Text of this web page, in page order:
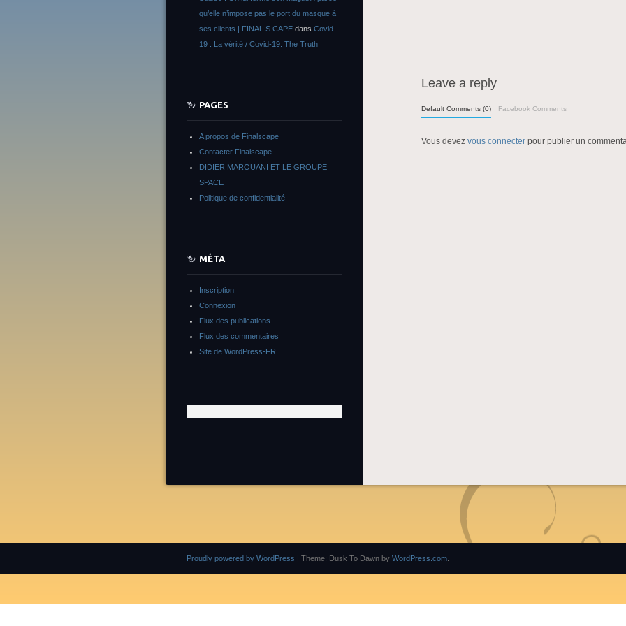
Leave a reply
Default Comments (0) Facebook Comments
Vous devez vous connecter pour publier un
qu’elle n’impose pas le port du masque à
ses clients | FINAL S CAPE dans Covid-
19 : La vérité / Covid-19: The Truth
PAGES
A propos de Finalscape
Contacter Finalscape
DIDIER MAROUANI ET LE GROUPE
SPACE
Politique de confidentialité
MÉTA
Inscription
Connexion
Flux des publications
Flux des commentaires
Site de WordPress-FR
Proudly powered by WordPress | Theme: Dusk To Dawn by WordPress.com